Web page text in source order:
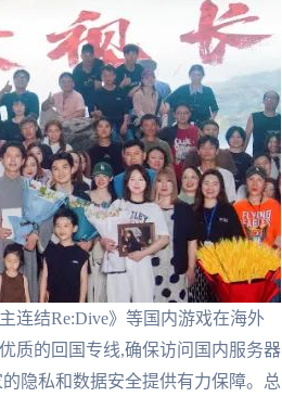
连结Re:Dive》等国内游戏在海外
质的回国专线,确保访问国内服务器
隐私和数据安全提供有力保障。总